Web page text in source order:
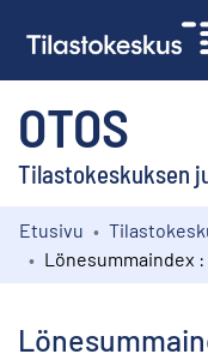
OTOS
Tilastokeskuksen
Kokoelmat
Etusivu